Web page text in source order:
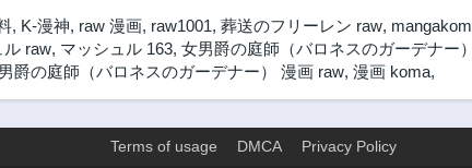
, K-漫神, raw 漫画, raw1001, 葬送のフリーレン raw,
ル raw, マッシュル 163, 女男爵の庭師（バロネスのガーデナー
爵の庭師（バロネスのガーデナー） 漫画 raw, 漫画 koma,
Terms of usage DMCA Privacy Policy